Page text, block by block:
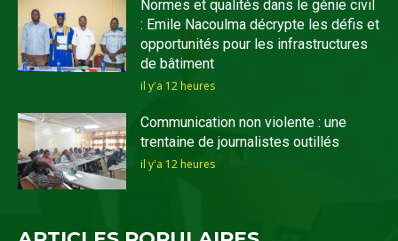
Normes et qualités dans le génie civil
: Emile Nacoulma décrypte les défis et
opportunités pour les infrastructures
de bâtiment
il y'a 12 heures
Communication non violente : une
trentaine de journalistes outillés
il y'a 12 heures